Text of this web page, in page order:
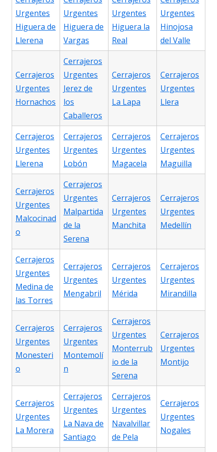
Urgentes
Higuera de
Llerena
Urgentes
Higuera de
Vargas
Urgentes
Higuera la
Real
Urgentes
Hinojosa
del Valle
Cerrajeros
Urgentes
Hornachos
Cerrajeros
Urgentes
Jerez de
los
Caballeros
Cerrajeros
Urgentes
La Lapa
Cerrajeros
Urgentes
Llera
Cerrajeros
Urgentes
Llerena
Cerrajeros
Urgentes
Lobón
Cerrajeros
Urgentes
Magacela
Cerrajeros
Urgentes
Maguilla
Cerrajeros
Urgentes
Malcocinad
o
Cerrajeros
Urgentes
Malpartida
de la
Serena
Cerrajeros
Urgentes
Manchita
Cerrajeros
Urgentes
Medellín
Cerrajeros
Urgentes
Medina de
las Torres
Cerrajeros
Urgentes
Mengabril
Cerrajeros
Urgentes
Mérida
Cerrajeros
Urgentes
Mirandilla
Cerrajeros
Urgentes
Monesteri
o
Cerrajeros
Urgentes
Montemolí
n
Cerrajeros
Urgentes
Monterrub
io de la
Serena
Cerrajeros
Urgentes
Montijo
Cerrajeros
Urgentes
La Morera
Cerrajeros
Urgentes
La Nava de
Santiago
Cerrajeros
Urgentes
Navalvillar
de Pela
Cerrajeros
Urgentes
Nogales